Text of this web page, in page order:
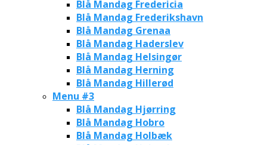
Blå Mandag Fredericia
Blå Mandag Frederikshavn
Blå Mandag Grenaa
Blå Mandag Haderslev
Blå Mandag Helsingør
Blå Mandag Herning
Blå Mandag Hillerød
Menu #3
Blå Mandag Hjørring
Blå Mandag Hobro
Blå Mandag Holbæk